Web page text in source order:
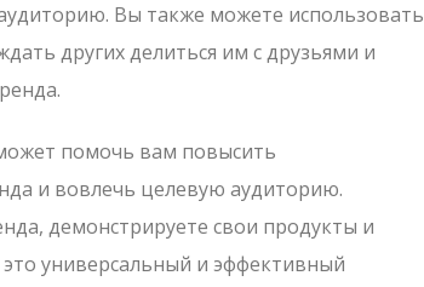
Вы также можете использовать
других делиться им с друзьями и
помочь вам повысить
и вовлечь целевую аудиторию.
демонстрируете свои продукты и
универсальный и эффективный